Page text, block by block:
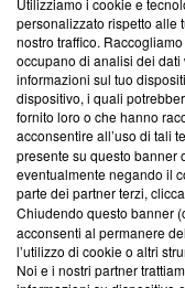
Questa sezione offre
News, sui nostri
creare news di
‘Trust Project - News
ancora membro del
parte; Trust Project
conformità agli
Su di noi
Team editoriale
Corporate
Utilizziamo i cookie e
personalizzato rispetto alle
nostro traffico.
occupano di analisi dei
informazioni sul tuo
dispositivo, i quali
fornito loro o che hanno
acconsentire all’uso di tali
presente su questo banner
eventualmente negando il
parte dei partner terzi,
Chiudendo questo banner
acconsenti al permanere
l’utilizzo di cookie o altri
Noi e i nostri partner